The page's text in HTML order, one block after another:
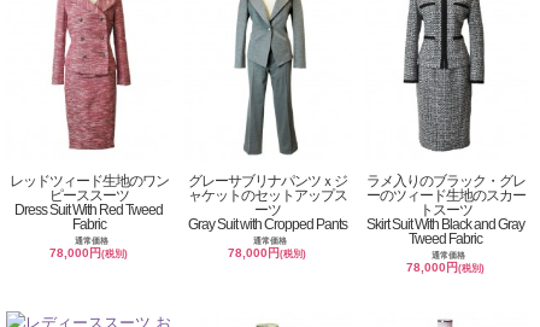
レッドツィード生地のワン
ピーススーツ
Dress Suit With Red Tweed
Fabric
通常価格
78,000円(税別)
グレーサブリナパンツｘジ
ャケットのセットアップス
ーツ
Gray Suit with Cropped Pants
通常価格
78,000円(税別)
ラメ入りのブラック・グレ
ーのツィード生地のスカー
トスーツ
Skirt Suit With Black and Gray
Tweed Fabric
通常価格
78,000円(税別)